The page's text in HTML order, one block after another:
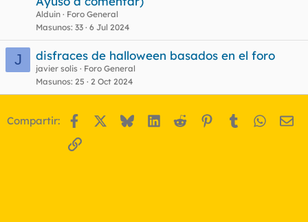
Alduin
Foro General
Masunos 33 6 Jul 2024
J disfraces de halloween basados en el foro
javier solis
Foro General
Masunos 25 2 Oct 2024
Compartir: Facebook BlueskyLinkedIn
Reddit Pinterest
Tumblr
Enlace